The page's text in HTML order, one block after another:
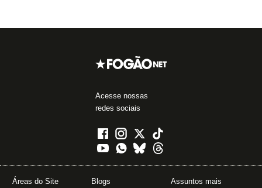
Acesse nossas
redes sociais
Áreas do Site Blogs
Assuntos mais